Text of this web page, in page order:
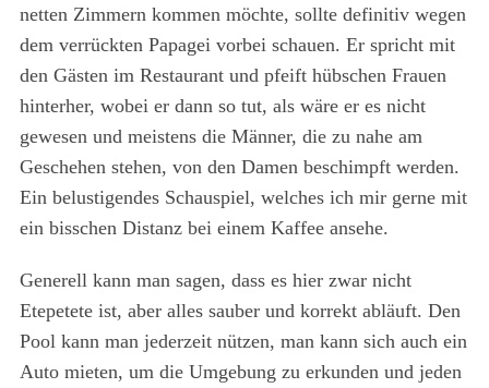
netten Zimmern kommen möchte, sollte definitiv wegen
dem verrückten Papagei vorbei schauen. Er spricht mit
den Gästen im Restaurant und pfeift hübschen Frauen
hinterher, wobei er dann so tut, als wäre er es nicht
gewesen und meistens die Männer, die zu nahe am
Geschehen stehen, von den Damen beschimpft werden.
Ein belustigendes Schauspiel, welches ich mir gerne mit
ein bisschen Distanz bei einem Kaffee ansehe.
Generell kann man sagen, dass es hier zwar nicht
Etepetete ist, aber alles sauber und korrekt abläuft. Den
Pool kann man jederzeit nützen, man kann sich auch ein
Auto mieten, um die Umgebung zu erkunden und jeden